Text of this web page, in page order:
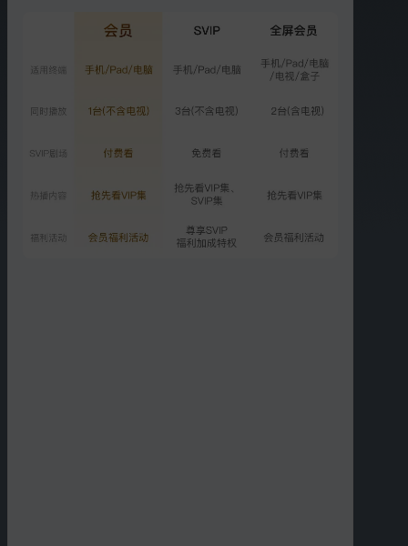
2025-06-27
加载中：李艺彤中二魂大爆
1249.2万次播放
2025-06-29
加更版：苏醒给黄誉博开小
1670.6万次播放
1390.5万次播放